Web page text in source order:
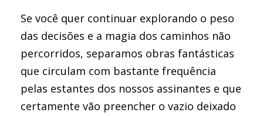
Se você quer continuar explorando o peso
das decisões e a magia dos caminhos não
percorridos, separamos obras fantásticas
que circulam com bastante frequência
pelas estantes dos nossos assinantes e que
certamente vão preencher o vazio deixado